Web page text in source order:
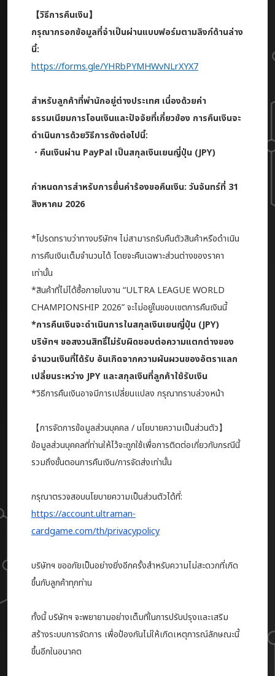
【วิธีการคืนเงิน】
กรุณากรอกข้อมูลที่จำเป็นผ่านแบบฟอร์มตามลิงก์ด้านล่าง
นี้:
https://forms.gle/YHRbPYMHWvNLrXYX7
สำหรับลูกค้าที่พำนักอยู่ต่างประเทศ เนื่องด้วยค่า
ธรรมเนียมการโอนเงินและปัจจัยที่เกี่ยวข้อง การคืนเงินจะ
ดำเนินการด้วยวิธีการดังต่อไปนี้:
・คืนเงินผ่าน PayPal เป็นสกุลเงินเยนญี่ปุ่น (JPY)
กำหนดการสำหรับการยื่นคำร้องขอคืนเงิน: วันจันทร์ที่ 31
สิงหาคม 2026
*โปรดทราบว่าทางบริษัทฯ ไม่สามารถรับคืนตัวสินค้าหรือดำเนิน
การคืนเงินเต็มจำนวนได้ โดยจะคืนเฉพาะส่วนต่างของราคา
เท่านั้น
*สินค้าที่ไม่ได้ซื้อภายในงาน “ULTRA LEAGUE WORLD
CHAMPIONSHIP 2026” จะไม่อยู่ในขอบเขตการคืนเงินนี้
*การคืนเงินจะดำเนินการในสกุลเงินเยนญี่ปุ่น (JPY)
บริษัทฯ ขอสงวนสิทธิ์ไม่รับผิดชอบต่อความแตกต่างของ
จำนวนเงินที่ได้รับ อันเกิดจากความผันผวนของอัตราแลก
เปลี่ยนระหว่าง JPY และสกุลเงินที่ลูกค้าใช้รับเงิน
*วิธีการคืนเงินอาจมีการเปลี่ยนแปลง กรุณาทราบล่วงหน้า
【การจัดการข้อมูลส่วนบุคคล / นโยบายความเป็นส่วนตัว】
ข้อมูลส่วนบุคคลที่ท่านให้ไว้จะถูกใช้เพื่อการติดต่อเกี่ยวกับกรณีนี้
รวมถึงขั้นตอนการคืนเงิน/การจัดส่งเท่านั้น
กรุณาตรวจสอบนโยบายความเป็นส่วนตัวได้ที่:
https://account.ultraman-
cardgame.com/th/privacypolicy
บริษัทฯ ขออภัยเป็นอย่างยิ่งอีกครั้งสำหรับความไม่สะดวกที่เกิด
ขึ้นกับลูกค้าทุกท่าน
ทั้งนี้ บริษัทฯ จะพยายามอย่างเต็มที่ในการปรับปรุงและเสริม
สร้างระบบการจัดการ เพื่อป้องกันไม่ให้เกิดเหตุการณ์ลักษณะนี้
ขึ้นอีกในอนาคต